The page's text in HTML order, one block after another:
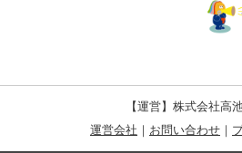
【運営】株式会社
運営会社 ｜ お問い合わせ ｜